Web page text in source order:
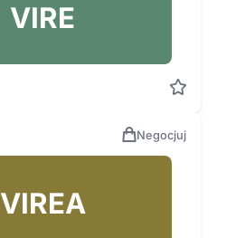
VIRE
Negocjuj
VIREA